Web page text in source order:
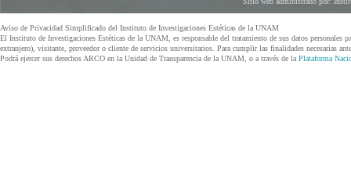
Aviso de Privacidad Simplificado del Instituto de Investigaciones Estéticas de la UNAM
El Instituto de Investigaciones Estéticas de la UNAM, es responsable del tratamiento de sus datos personales
extranjero), visitante, proveedor o cliente de servicios universitarios. Para cumplir las finalidades necesarias
Podrá ejercer sus derechos ARCO en la Unidad de Transparencia de la UNAM, o a través de la Plataforma